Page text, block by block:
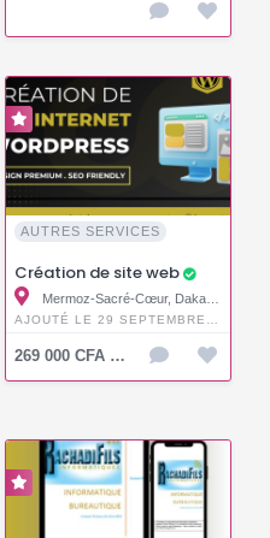
AUTRES SERVICES
Création de site web
Mermoz-Sacré-Cœur, Dakar, Dakar, Sénégal
269 000 CFA / KMF